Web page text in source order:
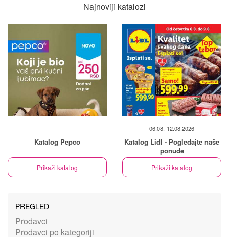
Najnoviji katalozi
Katalog Pepco
Prikaži katalog
06.08.-12.08.2026
Katalog Lidl - Pogledajte naše
ponude
Prikaži katalog
PREGLED
Prodavci
Prodavci po kategoriji